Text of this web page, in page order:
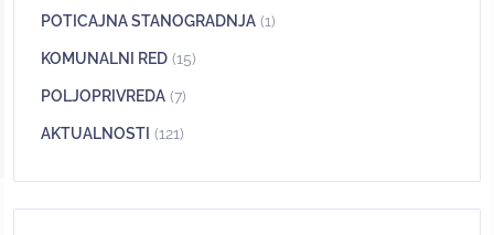
POTICAJNA STANOGRADNJA (1)
KOMUNALNI RED (15)
POLJOPRIVREDA (7)
AKTUALNOSTI (121)